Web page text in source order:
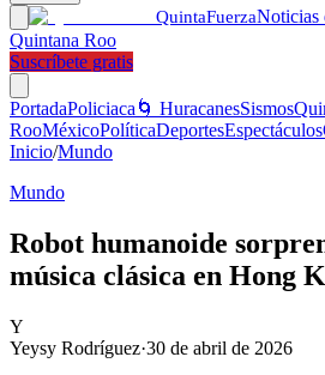
QuintaFuerzaNoticias
Quintana Roo
Suscríbete gratis
PortadaPoliciaca 🌀 HuracanesSismos
RooMéxicoPolíticaDeportesEspectáculos
Inicio/Mundo
Mundo
Robot humanoide
música clásica en Hong
Y
Yeysy Rodríguez·30 de abril de 2026